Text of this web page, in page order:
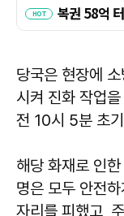
당국은 현장에
시켜 진화 작업
전 10시 5분 초
해당 화재로 인
명은 모두 안전
자리를 피했고,